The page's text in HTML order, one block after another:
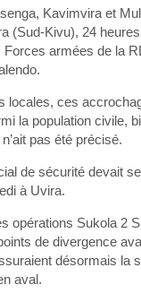
Kavimvira et
(Sud-Kivu), 24
armées de la
locales, ces
la population civile,
pas été précisé.
de sécurité devait
à Uvira.
opérations Sukola 2
de divergence
désormais la
aval.